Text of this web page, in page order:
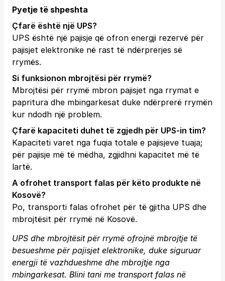
Pyetje të shpeshta
Çfarë është një UPS?
UPS është një pajisje që ofron energji rezervë për
pajisjet elektronike në rast të ndërprerjes së
rrymës.
Si funksionon mbrojtësi për rrymë?
Mbrojtësi për rrymë mbron pajisjet nga rrymat e
papritura dhe mbingarkesat duke ndërprerë rrymën
kur ndodh një problem.
Çfarë kapaciteti duhet të zgjedh për UPS-in tim?
Kapaciteti varet nga fuqia totale e pajisjeve tuaja;
për pajisje më të mëdha, zgjidhni kapacitet më të
lartë.
A ofrohet transport falas për këto produkte në
Kosovë?
Po, transporti falas ofrohet për të gjitha UPS dhe
mbrojtësit për rrymë në Kosovë.
UPS dhe mbrojtësit për rrymë ofrojnë mbrojtje të
besueshme për pajisjet elektronike, duke siguruar
energji të vazhdueshme dhe mbrojtje nga
mbingarkesat. Blini tani me transport falas në